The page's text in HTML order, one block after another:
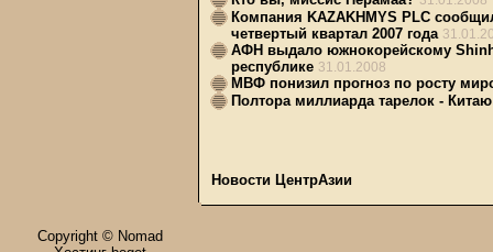
Компания KAZAKHMYS PLC
четвертый квартал 2007 года
АФН выдало южнокорейскому
республике 31.01.2008
МВФ понизил прогноз по росту
Полтора миллиарда тарелок - Китаю
Новости ЦентрАзии
Copyright © Nomad